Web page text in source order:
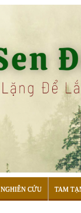
NGHIÊN CỨU TAM